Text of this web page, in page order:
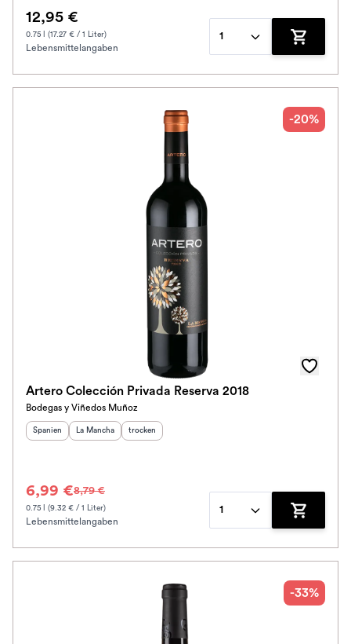
12,95 €
0.75 l (17.27 € / 1 Liter)
Lebensmittelangaben
1
Zum
-20%
Artero Colección Privada Reserva 2018
Bodegas y Viñedos Muñoz
Herkunftsland:
Spanien Herkunftsregion:
La Mancha Geschmack
trocken
6,99 €8,79 €
0.75 l (9.32 € / 1 Liter)
Lebensmittelangaben
1
Zum
-33%